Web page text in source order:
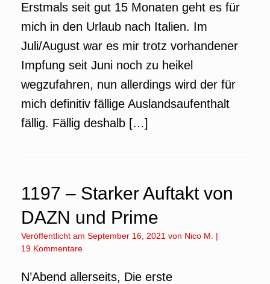
Erstmals seit gut 15 Monaten geht es für
mich in den Urlaub nach Italien. Im
Juli/August war es mir trotz vorhandener
Impfung seit Juni noch zu heikel
wegzufahren, nun allerdings wird der für
mich definitiv fällige Auslandsaufenthalt
fällig. Fällig deshalb […]
1197 – Starker Auftakt von
DAZN und Prime
Veröffentlicht am September 16, 2021 von Nico M.
|
19 Kommentare
N’Abend allerseits, Die erste